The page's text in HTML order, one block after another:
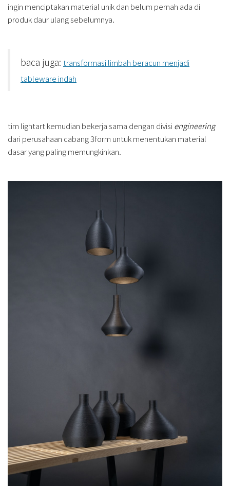
ingin menciptakan material unik dan belum pernah ada di
produk daur ulang sebelumnya.
baca juga: transformasi limbah beracun menjadi
tableware indah
tim lightart kemudian bekerja sama dengan divisi engineering
dari perusahaan cabang 3form untuk menentukan material
dasar yang paling memungkinkan.